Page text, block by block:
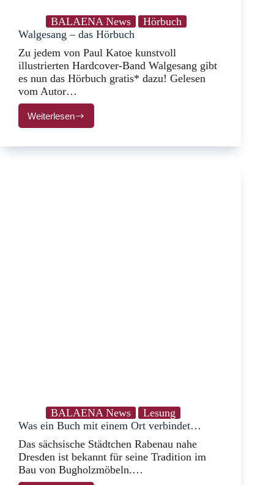
BALAENA News
Hörbuch
Walgesang – das Hörbuch
Zu jedem von Paul Katoe kunstvoll
illustrierten Hardcover-Band Walgesang gibt
es nun das Hörbuch gratis* dazu! Gelesen
vom Autor…
WeiterlesenWalgesang
–
BALAENA News
Lesung
Was ein Buch mit einem Ort verbindet…
Das sächsische Städtchen Rabenau nahe
Dresden ist bekannt für seine Tradition im
Bau von Bugholzmöbeln.…